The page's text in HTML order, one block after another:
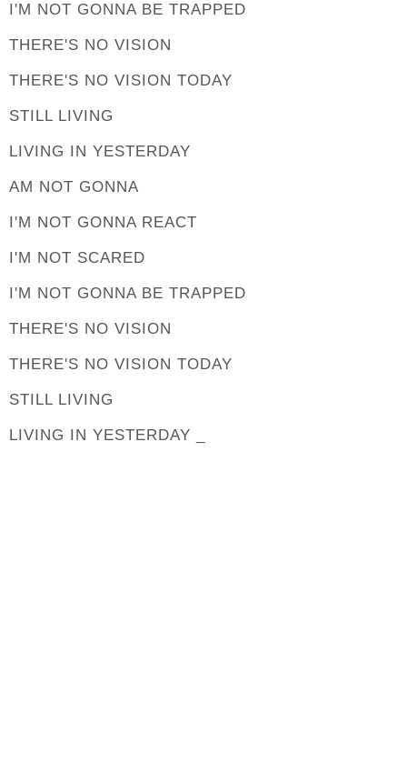
I'M NOT GONNA BE TRAPPED
THERE'S NO VISION
THERE'S NO VISION TODAY
STILL LIVING
LIVING IN YESTERDAY
AM NOT GONNA
I'M NOT GONNA REACT
I'M NOT SCARED
I'M NOT GONNA BE TRAPPED
THERE'S NO VISION
THERE'S NO VISION TODAY
STILL LIVING
LIVING IN YESTERDAY _